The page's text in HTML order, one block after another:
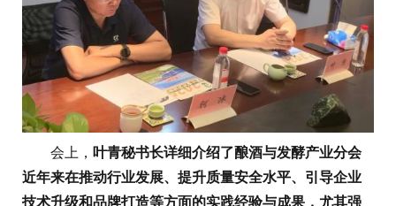
会上， 叶青秘书长详细介绍了酿酒与发酵产业分会
近年来在推动行业发展、提升质量安全水平、引导企业
技术升级和品牌打造等方面的实践经验与成果，尤其强